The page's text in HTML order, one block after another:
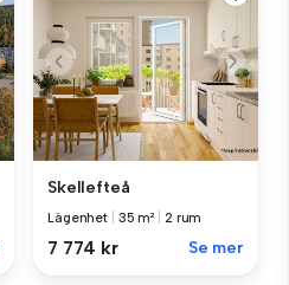
Skellefteå
Lägenhet 35 m² 2 rum
7 774 kr Se mer